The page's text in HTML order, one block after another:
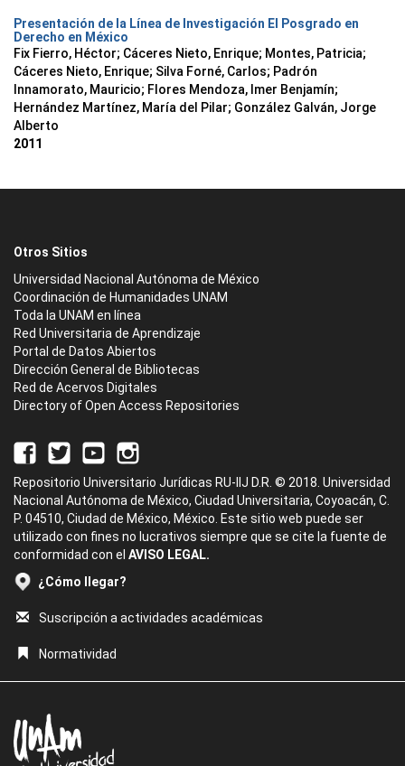
Presentación de la Línea de Investigación El Posgrado en
Derecho en México
Fix Fierro, Héctor; Cáceres Nieto, Enrique; Montes, Patricia;
Cáceres Nieto, Enrique; Silva Forné, Carlos; Padrón
Innamorato, Mauricio; Flores Mendoza, Imer Benjamín;
Hernández Martínez, María del Pilar; González Galván, Jorge
Alberto
2011
Otros Sitios
Universidad Nacional Autónoma de México
Coordinación de Humanidades UNAM
Toda la UNAM en línea
Red Universitaria de Aprendizaje
Portal de Datos Abiertos
Dirección General de Bibliotecas
Red de Acervos Digitales
Directory of Open Access Repositories
Repositorio Universitario Jurídicas RU-IIJ D.R. © 2018. Universidad
Nacional Autónoma de México, Ciudad Universitaria, Coyoacán, C.
P. 04510, Ciudad de México, México. Este sitio web puede ser
utilizado con fines no lucrativos siempre que se cite la fuente de
conformidad con el AVISO LEGAL.
¿Cómo llegar?
Suscripción a actividades académicas
Normatividad